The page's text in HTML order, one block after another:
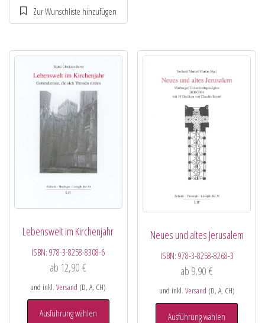
Lebenswelt im Kirchenjahr
ISBN:978-3-8258-8308-6
ab 12,90€
und inkl.Versand (D, A, CH)
Ausführung wählen
Neues und altes Jerusalem
ISBN: 978-3-8258-8268-3
ab 9,90€
und inkl. Versand (D, A, CH)
Ausführung wählen